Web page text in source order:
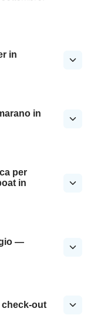
in
in
per
in
—
check-out